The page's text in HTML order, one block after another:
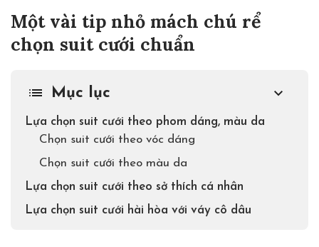
Một vài tip nhỏ mách chú rể
chọn suit cưới chuẩn
Mục lục
Lựa chọn suit cưới theo phom dáng, màu da
Chọn suit cưới theo vóc dáng
Chọn suit cưới theo màu da
Lựa chọn suit cưới theo sở thích cá nhân
Lựa chọn suit cưới hài hòa với váy cô dâu